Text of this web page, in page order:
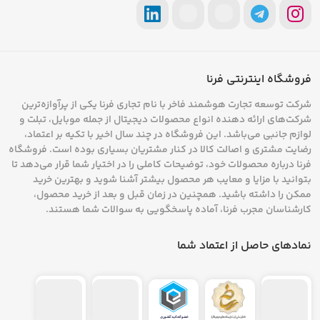
30000 ابکازو
AC-30HR-R410A
سالن‌های پذیرایی، ادارات و فروشگاه‌های بزرگ
است. این مدل با استفاده از گازمبردR410A، کارایی
بالایی در خنک‌کردن سریع و یکنواخت فضاهای بزرگ
دارد و همچنین با ویژگی‌های پیشرفته‌ای مانند
سیستم‌های کنترل هوشمند و فیلترهای تصفیه‌ی
هوا، بهبود کیفیت هوای محیط را تضمین می‌کند.
برای فضاهای متوسط تا بزرگ (مانند اتاق‌های نشیمن
بزرگ، دفاتر کاری و آپارتمان‌ها) به شمار می‌آید. این
فروشگاه اینترنتی فرنا
شرکت توسعه تجارت هوشمند فاخر با نام تجاری فرنا یکی از پرآوازه‌ترین
شرکت‌های ارائه دهنده انواع محصولات دیجیتال از جمله موبایل، تبلت و
لوازم جانبی می‌باشد. این فروشگاه در چند سال اخیر با تکیه بر اعتماد،
رضایت مشتری و اصالت کالا در کنار مشتریان بسیاری بوده است. فروشگاه
فرنا درباره محصولات خود، توضیحات کاملی را در اختیار شما قرار می‌دهد تا
بتوانید با مزایا و معایب هر محصول بیشتر آشنا شوید و بهترین خرید
ممکن را داشته باشید. همچنین در زمان قبل و بعد از خرید محصول،
کارشناسان مجرب فرنا، آماده پاسخگویی به سوالات شما هستند.
نمادهای حاصل از اعتماد شما